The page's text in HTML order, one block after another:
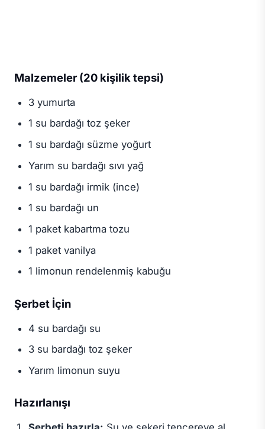
Malzemeler (20 kişilik tepsi)
3 yumurta
1 su bardağı toz şeker
1 su bardağı süzme yoğurt
Yarım su bardağı sıvı yağ
1 su bardağı irmik (ince)
1 su bardağı un
1 paket kabartma tozu
1 paket vanilya
1 limonun rendelenmiş kabuğu
Şerbet İçin
4 su bardağı su
3 su bardağı toz şeker
Yarım limonun suyu
Hazırlanışı